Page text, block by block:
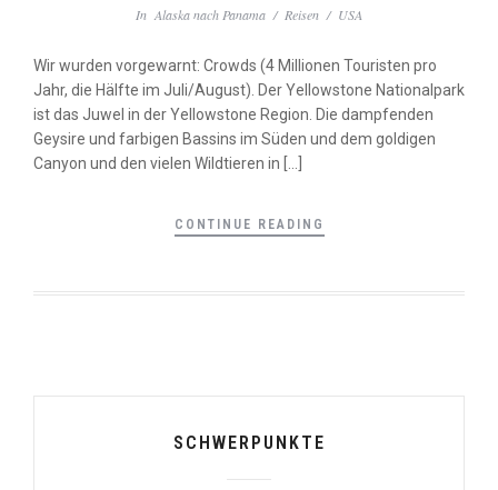
In Alaska nach Panama / Reisen / USA
Wir wurden vorgewarnt: Crowds (4 Millionen Touristen pro
Jahr, die Hälfte im Juli/August). Der Yellowstone Nationalpark
ist das Juwel in der Yellowstone Region. Die dampfenden
Geysire und farbigen Bassins im Süden und dem goldigen
Canyon und den vielen Wildtieren in […]
CONTINUE READING
SCHWERPUNKTE